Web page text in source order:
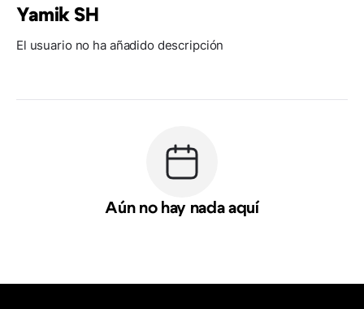
Yamik SH
El usuario no ha añadido descripción
Aún no hay nada aquí